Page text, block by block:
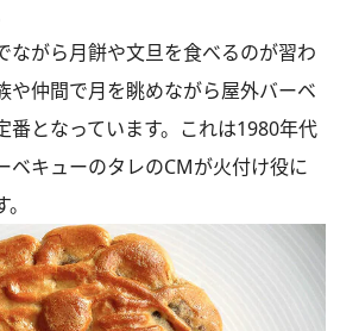
がら月餅や文旦を食べるのが習わ
や仲間で月を眺めながら屋外バーベ
番となっています。これは1980年代
ベキューのタレのCMが火付け役に
。